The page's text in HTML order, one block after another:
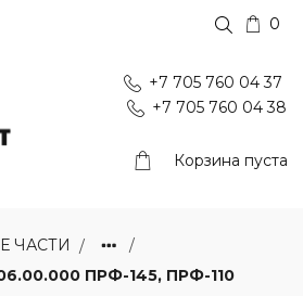
0
+7 705 760 04 37
+7 705 760 04 38
Корзина пуста
ЧАСТИ
ПРФ-145, ПРФ-110